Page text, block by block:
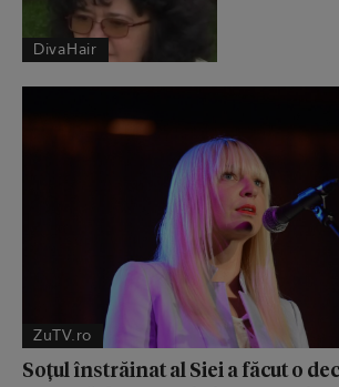
DivaHair
ZuTV.ro
Soțul înstrăinat al Siei a făcut o